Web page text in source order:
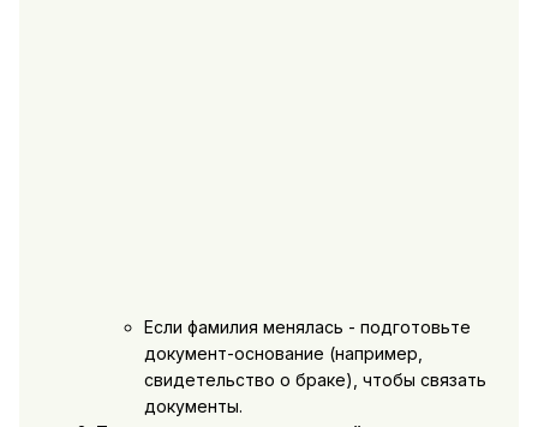
Если фамилия менялась - подготовьте
документ-основание (например,
свидетельство о браке), чтобы связать
документы.